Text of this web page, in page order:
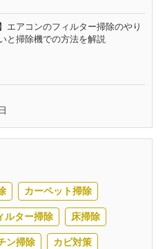
エアコンのフィルター掃除のやり
と掃除機での方法を解説
カーペット掃除
ルター掃除 床掃除
ン掃除 カビ対策